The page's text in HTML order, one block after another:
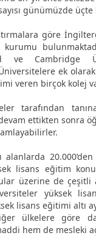
günümüzde
göre
kurumu
ve Cambridge
ek
veren birçok kolej
tarafından
ettikten sonra
alanlarda
lisans eğitim
üzerine de çeşitli
yüksek
lisans eğitimi altı
ülkelere göre
hem de mesleki